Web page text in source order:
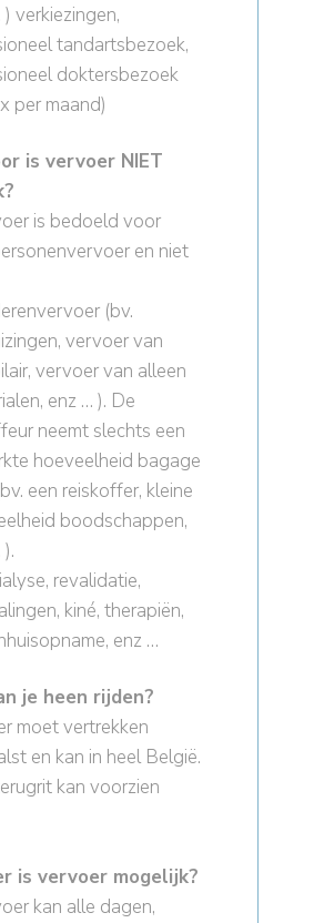
verkiezingen,
tandartsbezoek,
doktersbezoek
per maand)
is vervoer NIET
is bedoeld voor
en niet
(bv.
vervoer van
vervoer van alleen
enz … ). De
neemt slechts een
hoeveelheid bagage
een reiskoffer, kleine
boodschappen,
revalidatie,
kiné, therapiën,
enz …
je heen rijden?
moet vertrekken
en kan in heel België.
kan voorzien
is vervoer mogelijk?
kan alle dagen,